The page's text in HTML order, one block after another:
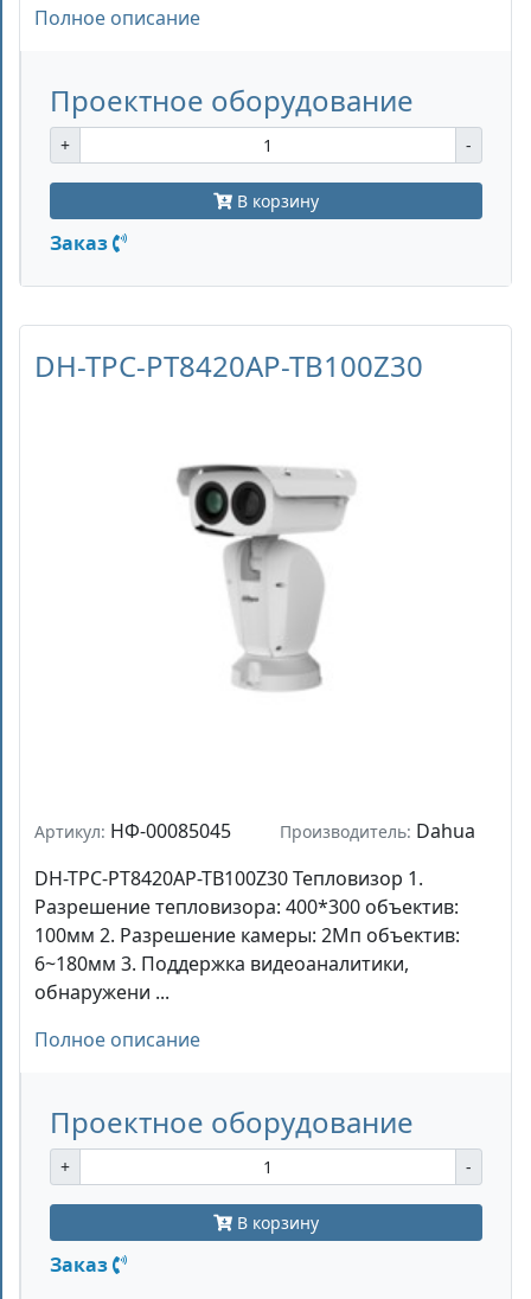
Полное описание
Проектное оборудование
+ -
В корзину
Заказ
DH-TPC-PT8420AP-TB100Z30
Артикул: НФ-00085045 Производитель: Dahua
DH-TPC-PT8420AP-TB100Z30 Тепловизор 1.
Разрешение тепловизора: 400*300 объектив:
100мм 2. Разрешение камеры: 2Мп объектив:
6~180мм 3. Поддержка видеоаналитики,
обнаружени ...
Полное описание
Проектное оборудование
+ -
В корзину
Заказ